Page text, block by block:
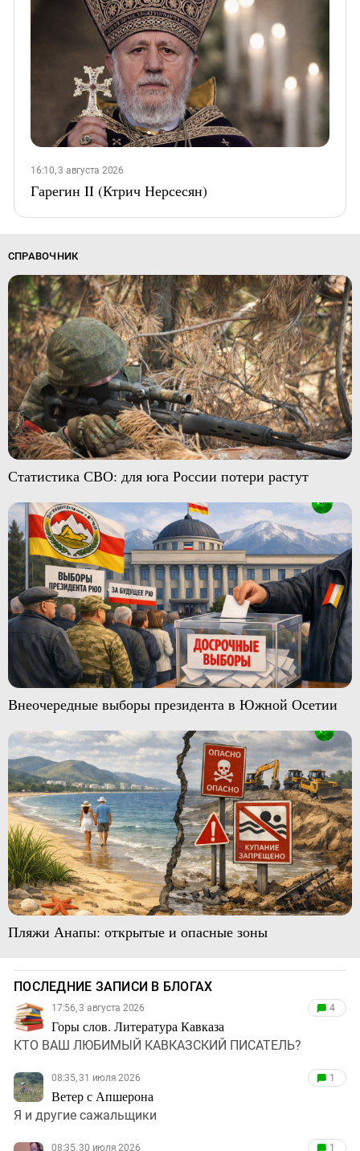
16:10, 3 августа 2026
Гарегин II (Ктрич Нерсесян)
СПРАВОЧНИК
Статистика СВО: для юга России потери растут
Внеочередные выборы президента в Южной Осетии
Пляжи Анапы: открытые и опасные зоны
ПОСЛЕДНИЕ ЗАПИСИ В БЛОГАХ
17:56, 3 августа 2026
Горы слов. Литература Кавказа
4
КТО ВАШ ЛЮБИМЫЙ КАВКАЗСКИЙ ПИСАТЕЛЬ?
08:35, 31 июля 2026
Ветер с Апшерона
1
Я и другие сажальщики
08:35, 30 июля 2026 1